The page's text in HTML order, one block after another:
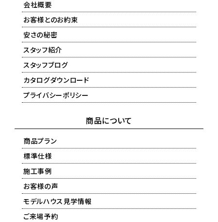
会社概要
お客様とのお約束
安さの秘密
スタッフ紹介
スタッフブログ
カタログダウンロード
プライバシーポリシー
商品について
商品プラン
標準仕様
施工事例
お客様の声
モデルハウス見学情報
ご来場予約